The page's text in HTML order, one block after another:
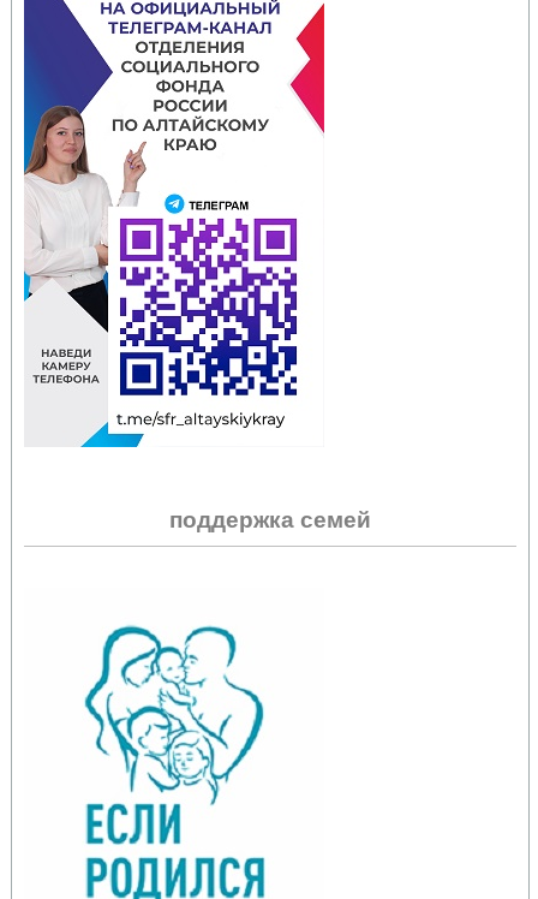
поддержка семей